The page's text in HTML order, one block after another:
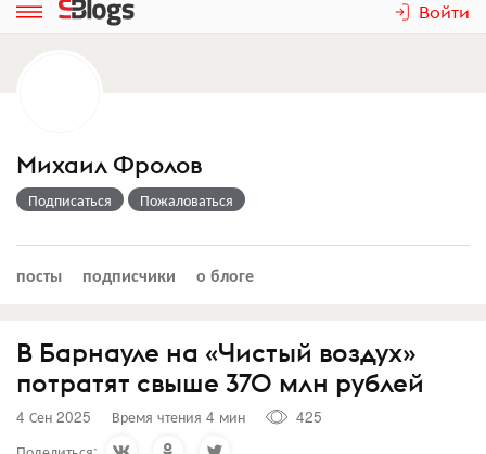
Войти
Михаил Фролов
Подписаться Пожаловаться
посты подписчики о блоге
В Барнауле на «Чистый воздух»
потратят свыше 370 млн рублей
4 Сен 2025 Время чтения 4 мин
425